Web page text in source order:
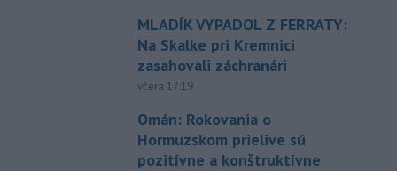
MLADÍK VYPADOL Z FERRATY:
Na Skalke pri Kremnici
zasahovali záchranári
včera 17:19
Omán: Rokovania o
Hormuzskom prielive sú
pozitívne a konštruktívne